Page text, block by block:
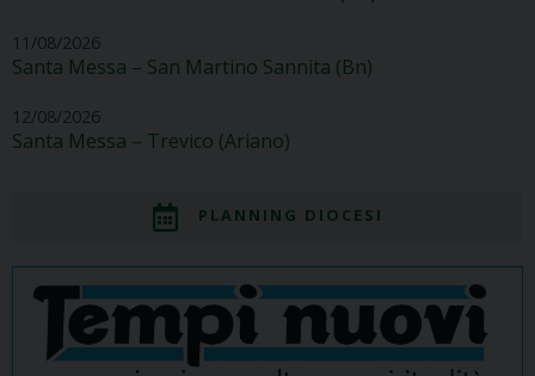
11/08/2026
Santa Messa – San Martino Sannita (Bn)
12/08/2026
Santa Messa – Trevico (Ariano)
PLANNING DIOCESI